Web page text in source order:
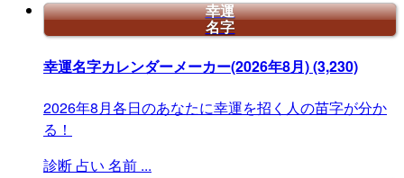
幸運
名字
幸運名字カレンダーメーカー(2026年8月)(3,230)
2026年8月各日のあなたに幸運を招く人の苗字が分か
る！
診断 占い 名前 ...